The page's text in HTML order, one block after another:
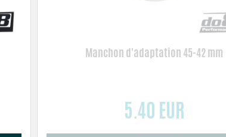
Manchon d'adaptation 45-42 mm
5.40 EUR